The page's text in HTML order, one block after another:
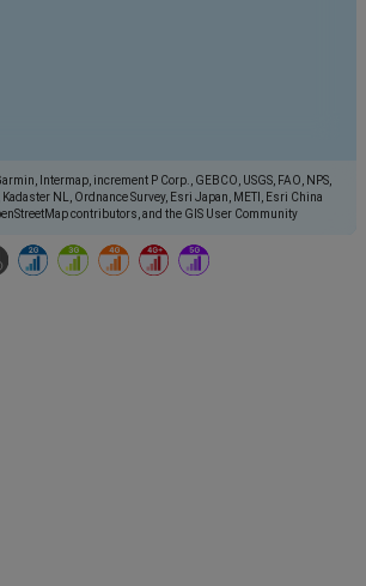
Intermap, increment P Corp., GEBCO, USGS, FAO, NPS,
Kadaster NL, Ordnance Survey, Esri Japan, METI, Esri China
contributors, and the GIS User Community